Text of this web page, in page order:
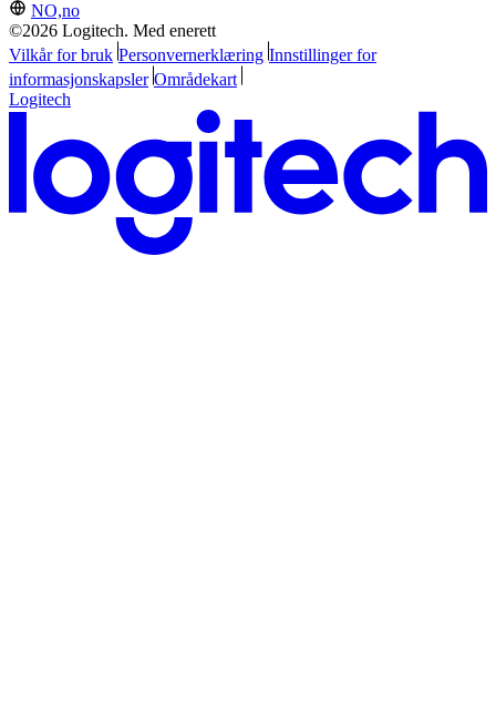
NO,no
©2026 Logitech. Med enerett
Vilkår for bruk Personvernerklæring Innstillinger for
informasjonskapsler Områdekart
Logitech